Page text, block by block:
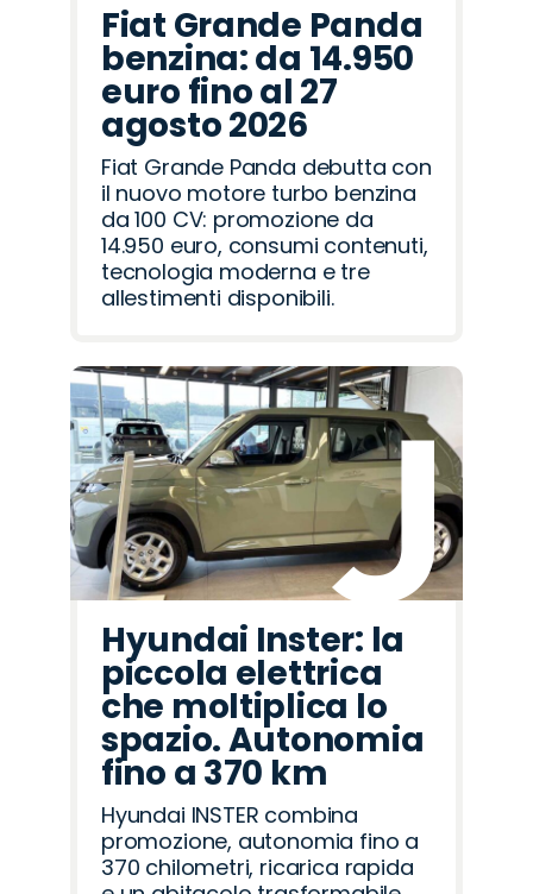
Fiat Grande Panda
benzina: da 14.950
euro fino al 27
agosto 2026
Fiat Grande Panda debutta con
il nuovo motore turbo benzina
da 100 CV: promozione da
14.950 euro, consumi contenuti,
tecnologia moderna e tre
allestimenti disponibili.
Hyundai Inster: la
piccola elettrica
che moltiplica lo
spazio. Autonomia
fino a 370 km
Hyundai INSTER combina
promozione, autonomia fino a
370 chilometri, ricarica rapida